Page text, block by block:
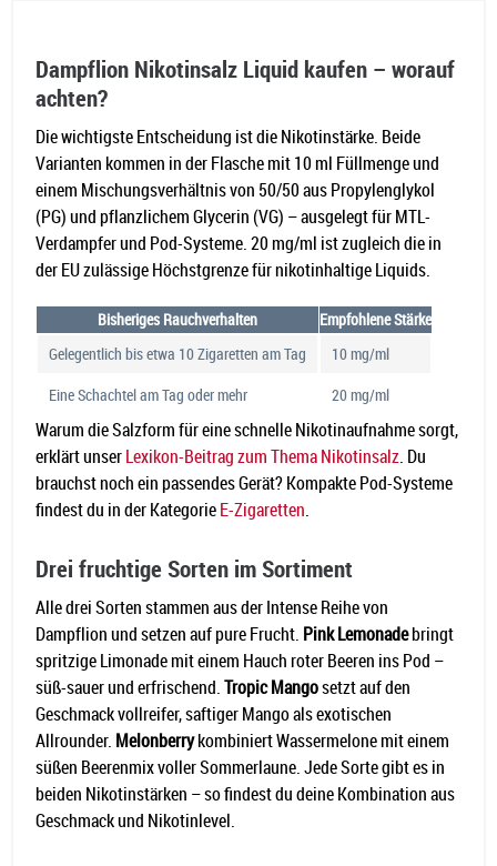
Dampflion Nikotinsalz Liquid kaufen – worauf
achten?
Die wichtigste Entscheidung ist die Nikotinstärke. Beide
Varianten kommen in der Flasche mit 10 ml Füllmenge und
einem Mischungsverhältnis von 50/50 aus Propylenglykol
(PG) und pflanzlichem Glycerin (VG) – ausgelegt für MTL-
Verdampfer und Pod-Systeme. 20 mg/ml ist zugleich die in
der EU zulässige Höchstgrenze für nikotinhaltige Liquids.
Bisheriges Rauchverhalten
Empfohlene Stärke
Gelegentlich bis etwa 10 Zigaretten am Tag
10 mg/ml
Eine Schachtel am Tag oder mehr
20 mg/ml
Warum die Salzform für eine schnelle Nikotinaufnahme sorgt,
erklärt unserLexikon-Beitrag zum Thema Nikotinsalz. Du
brauchst noch ein passendes Gerät? Kompakte Pod-Systeme
findest du in der KategorieE-Zigaretten.
Drei fruchtige Sorten im Sortiment
Alle drei Sorten stammen aus der Intense Reihe von
Dampflion und setzen auf pure Frucht. Pink Lemonadebringt
spritzige Limonade mit einem Hauch roter Beeren ins Pod –
süß-sauer und erfrischend.Tropic Mangosetzt auf den
Geschmack vollreifer, saftiger Mango als exotischen
Allrounder. Melonberrykombiniert Wassermelone mit einem
süßen Beerenmix voller Sommerlaune. Jede Sorte gibt es in
beiden Nikotinstärken – so findest du deine Kombination aus
Geschmack und Nikotinlevel.